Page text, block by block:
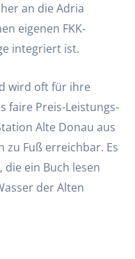
an die Adria
eigenen FKK-
integriert ist.
wird oft für ihre
faire Preis-Leistungs-
Alte Donau aus
zu Fuß erreichbar. Es
ein Buch lesen
der Alten